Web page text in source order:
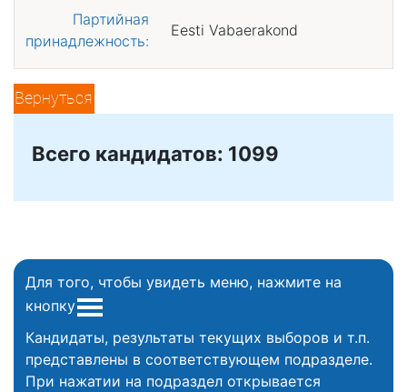
Партийная
принадлежность:
Eesti Vabaerakond
Вернуться
Всего кандидатов: 1099
Для того, чтобы увидеть меню, нажмите на
кнопку
Кандидаты, результаты текущих выборов и т.п.
представлены в соответствующем подразделе.
При нажатии на подраздел открывается